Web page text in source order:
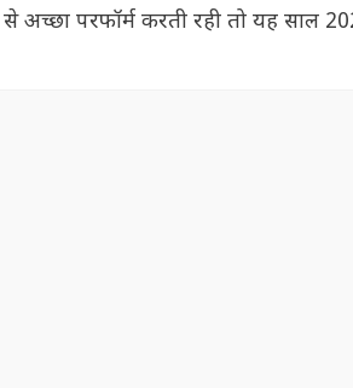
अच्छा परफॉर्म करती रही तो यह साल